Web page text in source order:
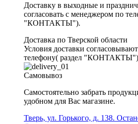
Доставку в выходные и
согласовать с менеджером по
"КОНТАКТЫ").
Доставка по Тверской области
Условия доставки
телефону( раздел "КОНТАКТЫ")
Самовывоз
Самостоятельно забрать
удобном для Вас магазине.
Тверь, ул. Горького, д. 138.